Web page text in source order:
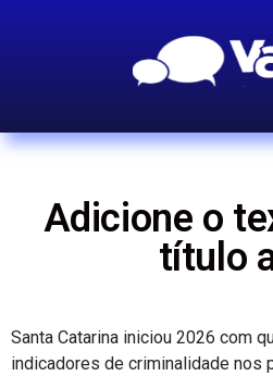
Adicione o
título
Santa Catarina iniciou 2026 com
indicadores de criminalidade nos